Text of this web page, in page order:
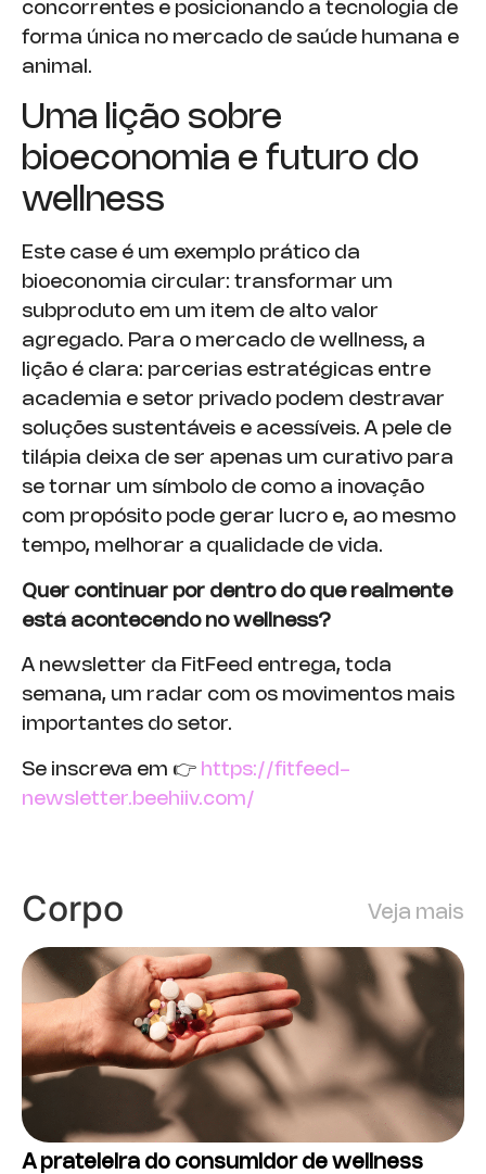
concorrentes e posicionando a tecnologia de
forma única no mercado de saúde humana e
animal.
Uma lição sobre
bioeconomia e futuro do
wellness
Este case é um exemplo prático da
bioeconomia circular: transformar um
subproduto em um item de alto valor
agregado. Para o mercado de wellness, a
lição é clara: parcerias estratégicas entre
academia e setor privado podem destravar
soluções sustentáveis e acessíveis. A pele de
tilápia deixa de ser apenas um curativo para
se tornar um símbolo de como a inovação
com propósito pode gerar lucro e, ao mesmo
tempo, melhorar a qualidade de vida.
Quer continuar por dentro do que realmente
está acontecendo no wellness?
A newsletter da FitFeed entrega, toda
semana, um radar com os movimentos mais
importantes do setor.
Se inscreva em 👉 https://fitfeed-
newsletter.beehiiv.com/
Corpo Veja mais
A prateleira do consumidor de wellness